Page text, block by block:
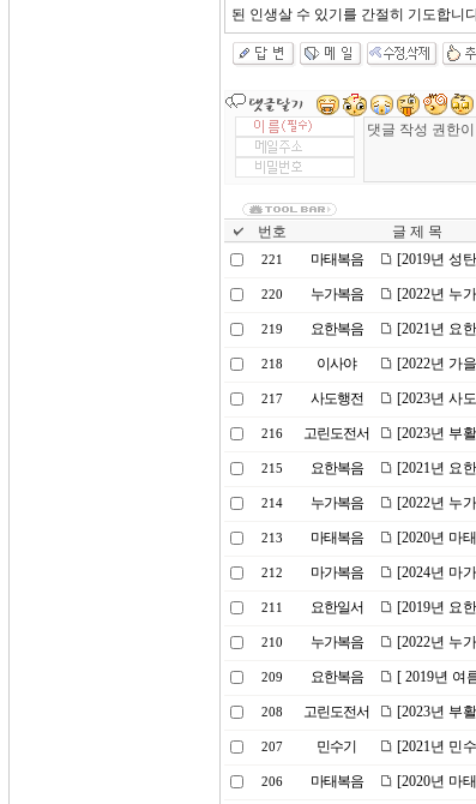
된 인생살 수 있기를 간절히 기도합니
번호 글 제 목
221 마태복음 [2019년 성
220 누가복음 [2022년 누
219 요한복음 [2021년 요
218 이사야 [2022년 가
217 사도행전 [2023년 사
216 고린도전서 [2023년 부
215 요한복음 [2021년 요
214 누가복음 [2022년 누
213 마태복음 [2020년 마
212 마가복음 [2024년 마
211 요한일서 [2019년 요
210 누가복음 [2022년 누
209 요한복음 [ 2019년 여
208 고린도전서 [2023년 부
207 민수기 [2021년 민
206 마태복음 [2020년 마